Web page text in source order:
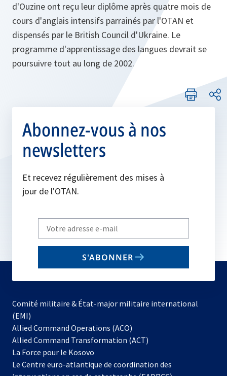
d'Ouzine ont reçu leur diplôme après quatre mois de
cours d'anglais intensifs parrainés par l'OTAN et
dispensés par le British Council d'Ukraine. Le
programme d'apprentissage des langues devrait se
poursuivre tout au long de 2002.
Abonnez-vous à nos
newsletters
Et recevez régulièrement des mises à
jour de l'OTAN.
Write
your
email
S'ABONNER
Comité militaire & État-major militaire international
(EMI)
Allied Command Operations (ACO)
dans
nouvel
Allied Command Transformation (ACT)
La Force pour le Kosovo
dans
Le Centre euro-atlantique de coordination des